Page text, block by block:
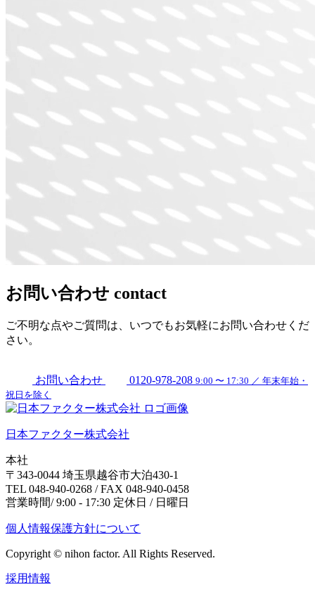
お問い合わせ contact
ご不明な点やご質問は、いつでもお気軽にお問い合わせくだ
さい。
お問い合わせ 0120-978-208 9:00 〜 17:30 ／ 年末年始・
祝日を除く
日本ファクター株式会社
本社
〒343-0044 埼玉県越谷市大泊430-1
TEL 048-940-0268 / FAX 048-940-0458
営業時間/ 9:00 - 17:30 定休日 / 日曜日
個人情報保護方針について
Copyright © nihon factor. All Rights Reserved.
採用情報